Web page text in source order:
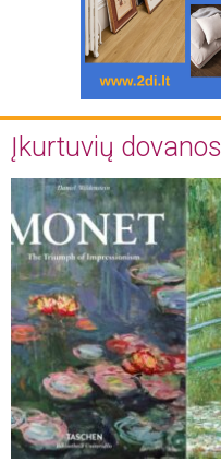
Įkurtuvių dovanos